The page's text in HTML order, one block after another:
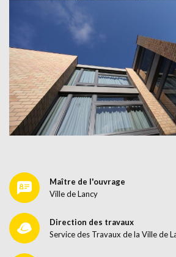
Maître de l'ouvrage
Ville de Lancy
Direction des travaux
Service des Travaux de la Ville de